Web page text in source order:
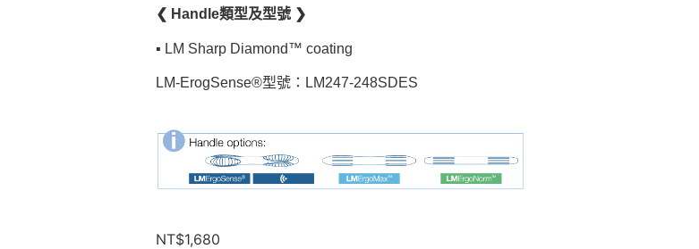
❮ Handle類型及型號 ❯
▪︎ LM Sharp Diamond™ coating
LM-ErogSense®型號：LM247-248SDES
NT$1,680